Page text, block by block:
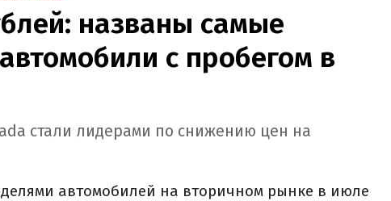
названы самые
с пробегом в
стали лидерами по снижению цен на
автомобилей на вторичном рынке в июле